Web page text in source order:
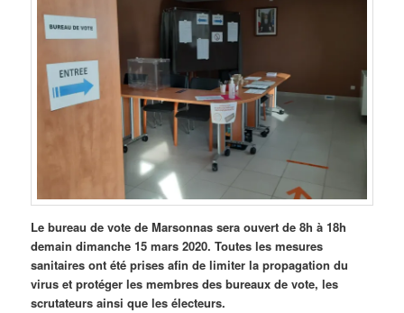
Le bureau de vote de Marsonnas sera ouvert de 8h à 18h
demain dimanche 15 mars 2020. Toutes les mesures
sanitaires ont été prises afin de limiter la propagation du
virus et protéger les membres des bureaux de vote, les
scrutateurs ainsi que les électeurs.